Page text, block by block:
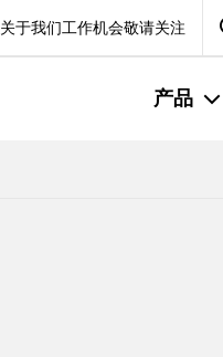
产品
关于我们工作机会敬请关注